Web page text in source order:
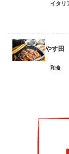
イタリ
やす田
和食